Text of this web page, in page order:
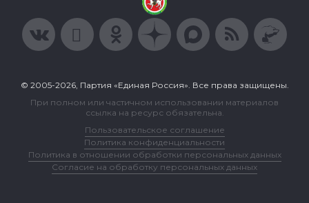
© 2005-2026, Партия «Единая Россия». Все права защищены.
При полном или частичном использовании материалов
ссылка на ресурс обязательна.
Пользовательское соглашение
Политика конфиденциальности
Политика в отношении обработки персональных данных
Согласие на обработку персональных данных